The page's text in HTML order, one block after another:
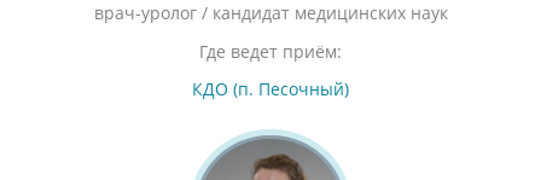
врач-уролог / кандидат медицинских наук
Где ведет приём:
КДО (п. Песочный)